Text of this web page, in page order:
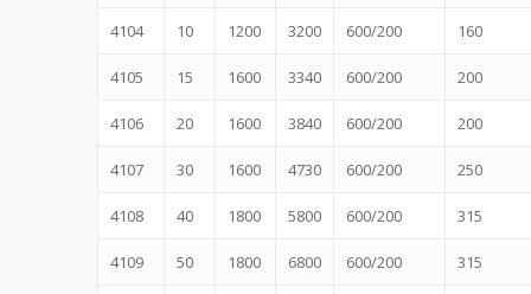
4104 10 1200 3200 600/200 160
4105 15 1600 3340 600/200 200
4106 20 1600 3840 600/200 200
4107 30 1600 4730 600/200 250
4108 40 1800 5800 600/200 315
4109 50 1800 6800 600/200 315